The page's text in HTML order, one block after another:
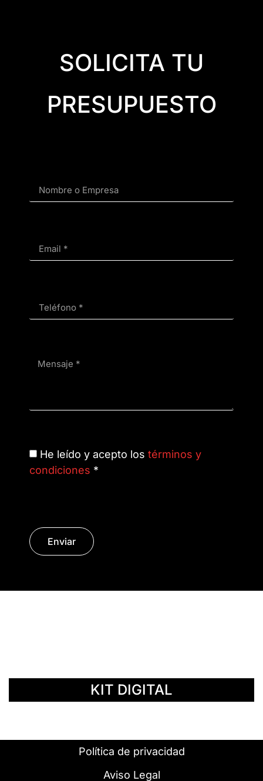
SOLICITA TU
PRESUPUESTO
He leído y acepto los términos y
condiciones *
Enviar
KIT DIGITAL
Política de privacidad
Aviso Legal